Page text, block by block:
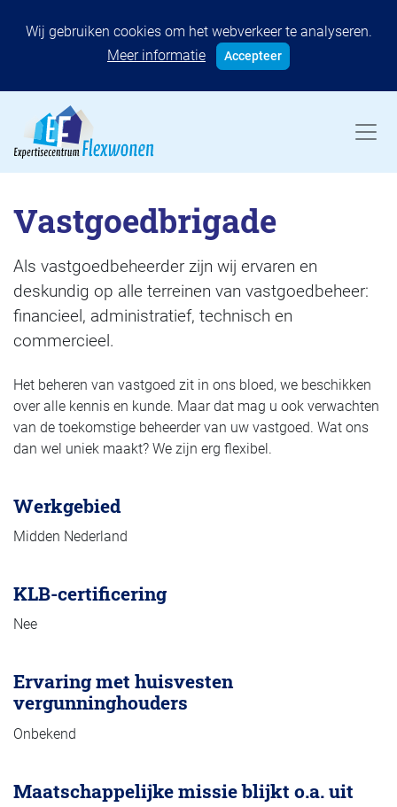
Wij gebruiken cookies om het webverkeer te analyseren.
Meer informatie
Accepteer
Vastgoedbrigade
Als vastgoedbeheerder zijn wij ervaren en
deskundig op alle terreinen van vastgoedbeheer:
financieel, administratief, technisch en
commercieel.
Het beheren van vastgoed zit in ons bloed, we beschikken
over alle kennis en kunde. Maar dat mag u ook verwachten
van de toekomstige beheerder van uw vastgoed. Wat ons
dan wel uniek maakt? We zijn erg flexibel.
Werkgebied
Midden Nederland
KLB-certificering
Nee
Ervaring met huisvesten
vergunninghouders
Onbekend
Maatschappelijke missie blijkt o.a. uit